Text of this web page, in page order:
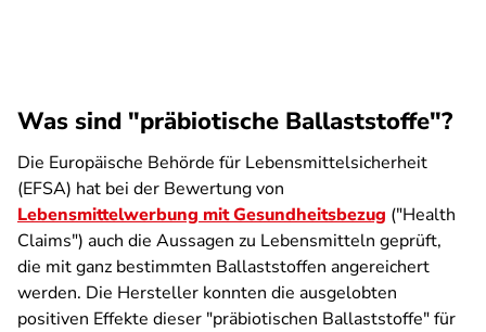
Was sind "präbiotische Ballaststoffe"?
Die Europäische Behörde für Lebensmittelsicherheit
(EFSA) hat bei der Bewertung von
Lebensmittelwerbung mit Gesundheitsbezug ("Health
Claims") auch die Aussagen zu Lebensmitteln geprüft,
die mit ganz bestimmten Ballaststoffen angereichert
werden. Die Hersteller konnten die ausgelobten
positiven Effekte dieser "präbiotischen Ballaststoffe" für